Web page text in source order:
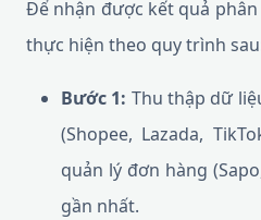
Để nhận được kết quả
thực hiện theo quy trình
Bước 1: Thu thập dữ
(Shopee, Lazada,
quản lý đơn hàng
gần nhất.